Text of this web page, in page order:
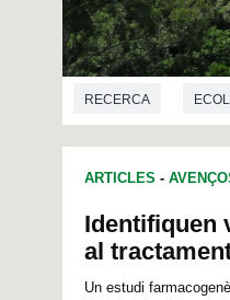
RECERCA
ARTICLES -
Identifiquen
al
Un estudi